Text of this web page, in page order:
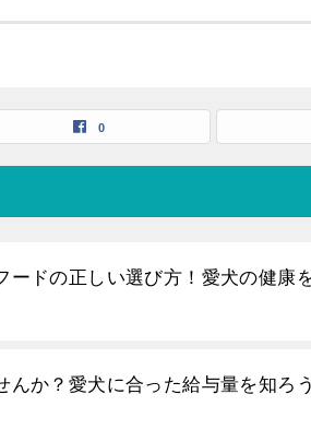
0
ードの正しい選び方！愛犬の健康
んか？愛犬に合った給与量を知ろう